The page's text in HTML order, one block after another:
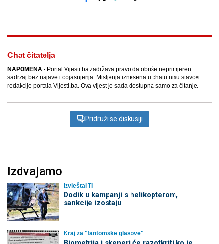
Chat čitatelja
NAPOMENA - Portal Vijesti.ba zadržava pravo da obriše neprimjeren
sadržaj bez najave i objašnjenja. Mišljenja iznešena u chatu nisu stavovi
redakcije portala Vijesti.ba. Ova vijest je sada dostupna samo za čitanje.
Pridruži se diskusiji
Izdvajamo
Izvještaj TI
Dodik u kampanji s helikopterom,
sankcije izostaju
Kraj za "fantomske glasove"